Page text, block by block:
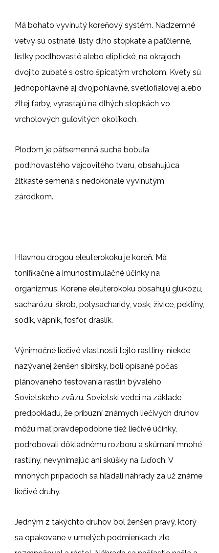
Má bohato vyvinutý koreňový systém. Nadzemné
vetvy sú ostnaté, listy dlho stopkaté a päťčlenné,
lístky podlhovasté alebo eliptické, na okrajoch
dvojito zubaté s ostro špicatým vrcholom. Kvety sú
jednopohlavné aj dvojpohlavné, svetlofialovej alebo
žltej farby, vyrastajú na dlhých stopkách vo
vrcholových guľovitých okolíkoch.
Plodom je päťsemenná suchá bobuľa
podlhovastého vajcovitého tvaru, obsahujúca
žltkasté semená s nedokonale vyvinutým
zárodkom.
Hlavnou drogou eleuterokoku je koreň. Má
tonifikačné a imunostimulačné účinky na
organizmus. Korene eleuterokoku obsahujú glukózu,
sacharózu, škrob, polysacharidy, vosk, živice, pektíny,
sodík, vápnik, fosfor, draslík.
Výnimočné liečivé vlastnosti tejto rastliny, niekde
nazývanej ženšen sibírsky, boli opísané počas
plánovaného testovania rastlín bývalého
Sovietskeho zväzu. Sovietski vedci na základe
predpokladu, že príbuzní známych liečivých druhov
môžu mať pravdepodobne tiež liečivé účinky,
podrobovali dôkladnému rozboru a skúmaní mnohé
rastliny, nevynímajúc ani skúšky na ľuďoch. V
mnohých prípadoch sa hľadali náhrady za už známe
liečivé druhy.
Jedným z takýchto druhov bol ženšen pravý, ktorý
sa opakovane v umelých podmienkach zle